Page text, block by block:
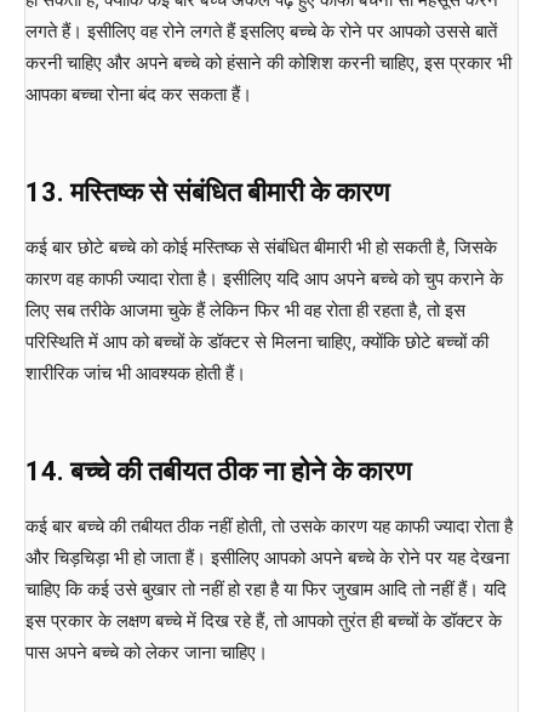
लगते हैं। इसीलिए वह रोने लगते हैं इसलिए बच्चे के रोने पर आपको उससे बातें
करनी चाहिए और अपने बच्चे को हंसाने की कोशिश करनी चाहिए, इस प्रकार भी
आपका बच्चा रोना बंद कर सकता हैं।
13. मस्तिष्क से संबंधित बीमारी के कारण
कई बार छोटे बच्चे को कोई मस्तिष्क से संबंधित बीमारी भी हो सकती है, जिसके
कारण वह काफी ज्यादा रोता है। इसीलिए यदि आप अपने बच्चे को चुप कराने के
लिए सब तरीके आजमा चुके हैं लेकिन फिर भी वह रोता ही रहता है, तो इस
परिस्थिति में आप को बच्चों के डॉक्टर से मिलना चाहिए, क्योंकि छोटे बच्चों की
शारीरिक जांच भी आवश्यक होती हैं।
14. बच्चे की तबीयत ठीक ना होने के कारण
कई बार बच्चे की तबीयत ठीक नहीं होती, तो उसके कारण यह काफी ज्यादा रोता है
और चिड़चिड़ा भी हो जाता हैं। इसीलिए आपको अपने बच्चे के रोने पर यह देखना
चाहिए कि कई उसे बुखार तो नहीं हो रहा है या फिर जुखाम आदि तो नहीं हैं। यदि
इस प्रकार के लक्षण बच्चे में दिख रहे हैं, तो आपको तुरंत ही बच्चों के डॉक्टर के
पास अपने बच्चे को लेकर जाना चाहिए।